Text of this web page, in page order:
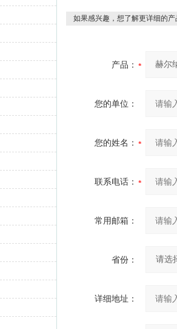
如果感兴趣，想了解更详细的
产品：
您的单位：
您的姓名：
联系电话：
常用邮箱：
省份：
详细地址：